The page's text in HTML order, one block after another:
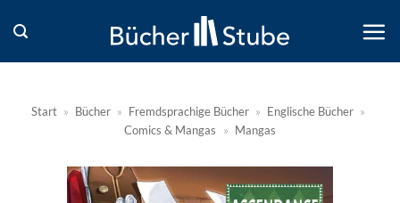
Inhalt
springen
Start » Bücher » Fremdsprachige Bücher » Englische Bücher »
Comics & Mangas
» Mangas